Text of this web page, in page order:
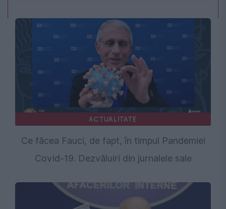
ACTUALITATE
Ce făcea Fauci, de fapt, în timpul Pandemiei
Covid-19. Dezvăluiri din jurnalele sale